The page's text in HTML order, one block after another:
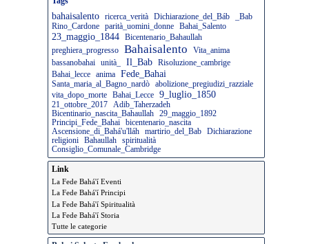
bahaisalento ricerca_verità Dichiarazione_del_Báb
_Bab
Rino_Cardone
parità_uomini_donne Bahai_Salento
23_maggio_1844
Bicentenario_Bahaullah
preghiera_progresso
Bahaisalento
Vita_anima
bassanobahai
unità_ Il_Bab
Risoluzione_cambrige
Bahai_lecce
anima Fede_Bahai
Santa_maria_al_Bagno_nardò
abolizione_pregiudizi_razziale
vita_dopo_morte
Bahai_Lecce 9_luglio_1850
21_ottobre_2017
Adib_Taherzadeh
Bicentinario_nascita_Bahaullah
29_maggio_1892
Principi_Fede_Bahai
bicentenario_nascita
Ascensione_di_Bahá'u'lláh
martirio_del_Bab
Dichiarazione
religioni
Bahaullah
spiritualità
Consiglio_Comunale_Cambridge
Link
La Fede Bahá'í Eventi
La Fede Bahá'í Principi
La Fede Bahá'í Spiritualità
La Fede Bahá'í Storia
Tutte le categorie